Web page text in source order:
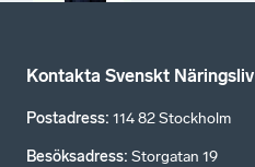
Kontakta Svenskt Näringsliv
Postadress: 114 82 Stockholm
Besöksadress: Storgatan 19